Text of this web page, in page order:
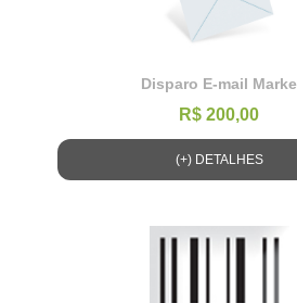
Disparo E-mail Marke
R$ 200,00
(+) DETALHES